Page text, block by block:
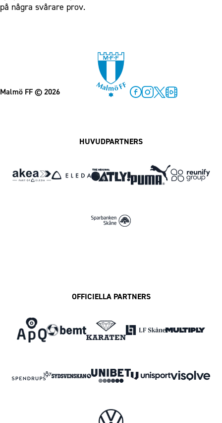
på några svårare prov.
Malmö FF© 2026
HUVUDPARTNERS
OFFICIELLA PARTNERS